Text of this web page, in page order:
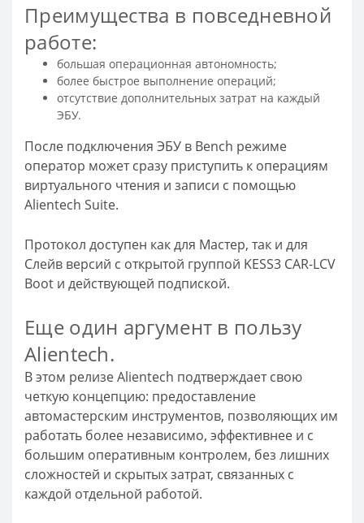
Преимущества в повседневной
работе:
большая операционная автономность;
более быстрое выполнение операций;
отсутствие дополнительных затрат на каждый
ЭБУ.
После подключения ЭБУ в Bench режиме
оператор может сразу приступить к операциям
виртуального чтения и записи с помощью
Alientech Suite.
Протокол доступен как для Мастер, так и для
Слейв версий с открытой группой KESS3 CAR-LCV
Boot и действующей подпиской.
Еще один аргумент в пользу
Alientech.
В этом релизе Alientech подтверждает свою
четкую концепцию: предоставление
автомастерским инструментов, позволяющих им
работать более независимо, эффективнее и с
большим оперативным контролем, без лишних
сложностей и скрытых затрат, связанных с
каждой отдельной работой.